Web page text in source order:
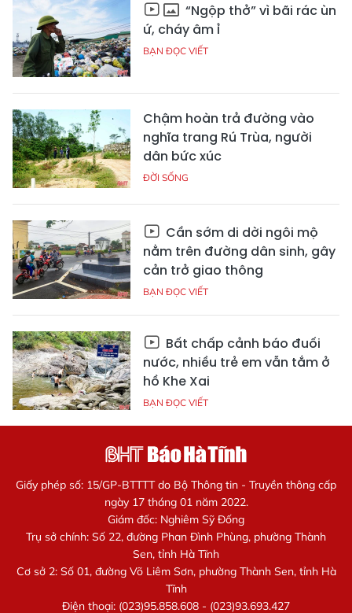
“Ngộp thở” vì bãi rác ùn
ứ, cháy âm ỉ
BẠN ĐỌC VIẾT
Chậm hoàn trả đường vào
nghĩa trang Rú Trùa, người
dân bức xúc
ĐỜI SỐNG
Cần sớm di dời ngôi mộ
nằm trên đường dân sinh, gây
cản trở giao thông
BẠN ĐỌC VIẾT
Bất chấp cảnh báo đuối
nước, nhiều trẻ em vẫn tắm ở
hồ Khe Xai
BẠN ĐỌC VIẾT
Giấy phép số: 15/GP-BTTTT do Bộ Thông tin - Truyền thông cấp
ngày 17 tháng 01 năm 2022.
Giám đốc: Nghiêm Sỹ Đống
Trụ sở chính: Số 22, đường Phan Đình Phùng, phường Thành
Sen, tỉnh Hà Tĩnh
Cơ sở 2: Số 01, đường Võ Liêm Sơn, phường Thành Sen, tỉnh Hà
Tĩnh
Điện thoại: (023)95.858.608 - (023)93.693.427